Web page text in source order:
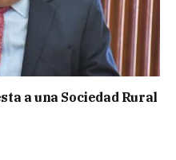
a una Sociedad Rural